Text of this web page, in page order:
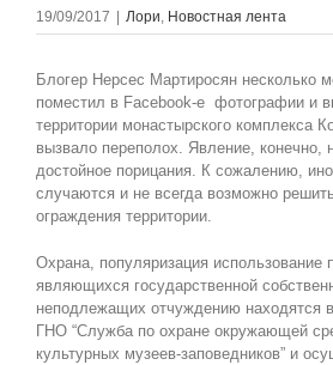
19/09/2017 Лори, Новостная лента
Блогер Нерсес Мартиросян несколько
поместил в Facebook-е фотографии и
территории монастырского комплекса
вызвало переполох. Явление, конечно,
достойное порицания. К сожалению,
случаются и не всегда возможно
ограждения территории.
Охрана, популяризация использование
являющихся государственной
неподлежащих отчуждению находятся
ГНО “Служба по охране окружающей
культурных музеев-заповедников” и